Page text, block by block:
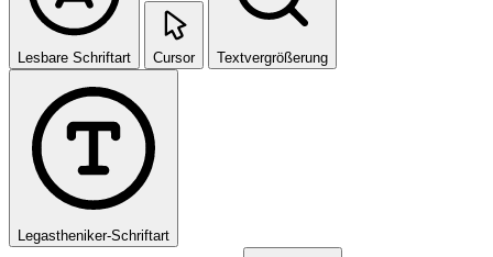
Lesbare Schriftart Cursor Textvergrößerung
Legastheniker-Schriftart